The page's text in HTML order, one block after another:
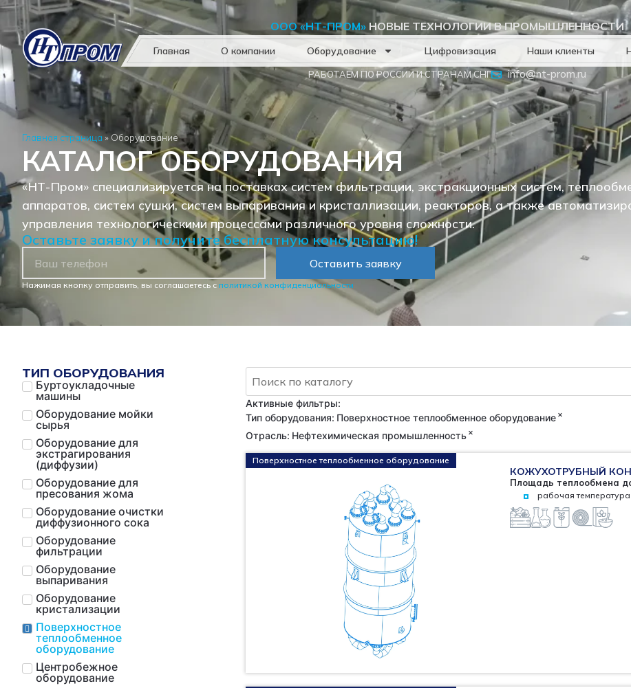
ООО «НТ-ПРОМ» НОВЫЕ ТЕХНОЛОГИИ В ПРОМЫШЛЕННОСТИ
Главная О компании Оборудование Цифровизация Наши клиенты
РАБОТАЕМ ПО РОССИИ И СТРАНАМ СНГ info@nt-prom.ru
Главная страница »Оборудование
КАТАЛОГ ОБОРУДОВАНИЯ
«НТ-Пром» специализируется на поставках систем фильтрации, экстракционных систем,
аппаратов, систем сушки, систем выпаривания и кристаллизации, реакторов, а также
управления технологическими процессами различного уровня сложности.
Оставьте заявку и получите бесплатную консультацию!
Оставить заявку
Нажимая кнопку отправить, вы соглашаетесь с политикой конфиденциальности
ТИП ОБОРУДОВАНИЯ
Буртоукладочные
машины
Оборудование мойки
сырья
Оборудование для
экстрагирования
(диффузии)
Оборудование для
пресования жома
Оборудование очистки
диффузионного сока
Оборудование
фильтрации
Оборудование
выпаривания
Оборудование
кристализации
Поверхностное
теплообменное
оборудование
Центробежное
оборудование
Активные фильтры:
Тип оборудования: Поверхностное теплообменное оборудование ×
Отрасль: Нефтехимическая промышленность ×
Поверхностное теплообменное оборудование
КОЖУХОТРУБНЫЙ
Площадь теплообмена
рабочая